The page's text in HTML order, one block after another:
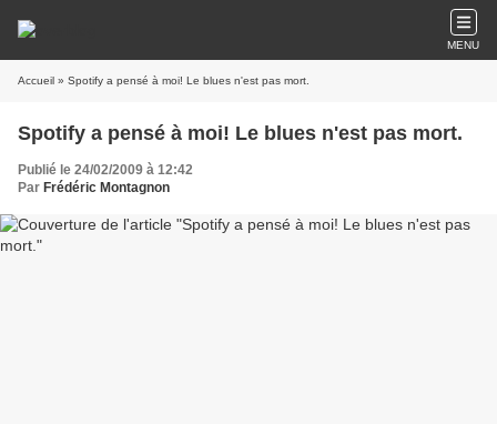
MENU
Accueil » Spotify a pensé à moi! Le blues n'est pas mort.
Spotify a pensé à moi! Le blues n'est pas mort.
Publié le 24/02/2009 à 12:42
Par Frédéric Montagnon